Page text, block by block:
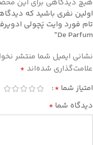
هیچ دیدگاهی برای این
اولین نفری باشید که
De Parfum”
نشانی ایمیل شما منتشر
علامت‌گذاری شده‌اند *
امتیاز شما *
دیدگاه شما *